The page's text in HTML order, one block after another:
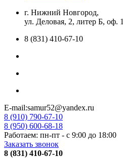
г. Нижний Новгород,
ул. Деловая, 2, литер Б, оф. 1
8 (831) 410-67-10
E-mail:samur52@yandex.ru
8 (910) 790-67-10
8 (950) 600-68-18
Работаем: пн-пт - с 9:00 до 18:00
Заказать звонок
8 (831) 410-67-10